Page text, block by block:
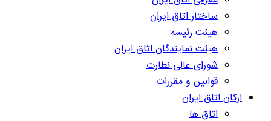
ساختار اتاق ایران
هیئت رئیسه
هیئت نمایندگان اتاق ایران
شورای عالی نظارت
قوانین و مقررات
ارکان اتاق ایران
اتاق ها